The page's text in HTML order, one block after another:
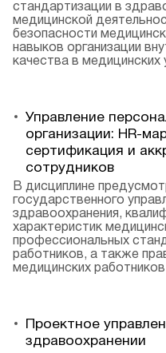
стандартизации в
медицинской
безопасности
навыков организации
качества в медицинских
Управление
организации: HR-
сертификация и
сотрудников
В дисциплине
государственного
здравоохранения,
характеристик
профессиональных
работников, а также
медицинских
Проектное
здравоохранении